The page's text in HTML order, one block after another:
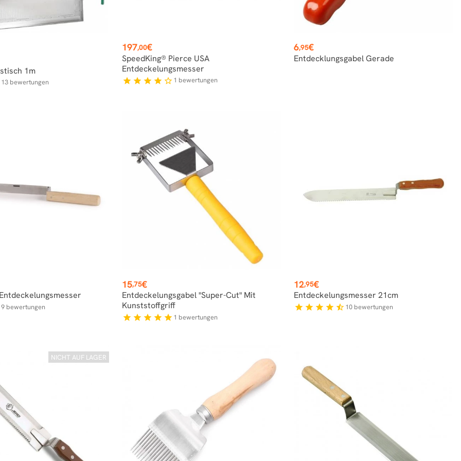
1m
13 bewertungen
Preis
197,00€
SpeedKing® Pierce USA
Entdeckelungsmesser
star star star star star_border 1 bewertungen
Preis
6,95€
Entdecklungsgabel Gerade
9 bewertungen
Preis
15,75€
Entdeckelungsgabel "Super-Cut" Mit
Kunststoffgriff
star star star star star 1 bewertungen
Preis
12,95€
Entdeckelungsmesser 21cm
star star star star star_half 10 bewertungen
NICHT AUF LAGER